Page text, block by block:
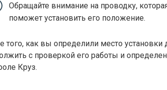
Обращайте внимание на проводку,
поможет установить его положение.
того, как вы определили место
с проверкой его работы и
Круз.